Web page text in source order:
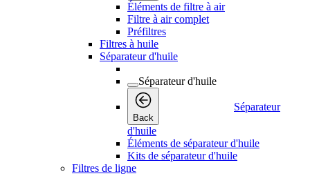
Éléments de filtre à air
Filtre à air complet
Préfiltres
Filtres à huile
Séparateur d'huile
Séparateur d'huile
Back
Séparateur
d'huile
Éléments de séparateur d'huile
Kits de séparateur d'huile
Filtres de ligne